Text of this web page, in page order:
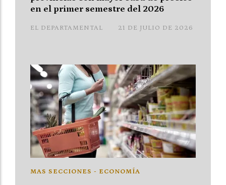
en el primer semestre del 2026
EL DEPARTAMENTAL 21 DE JULIO DE 2026
MAS SECCIONES - ECONOMÍA